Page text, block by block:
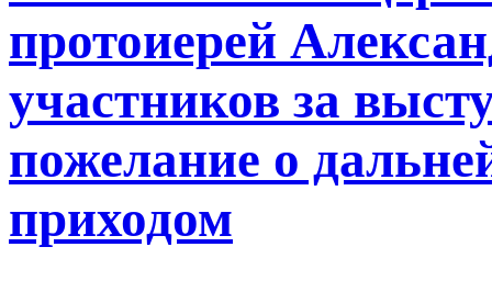
протоиерей
участников за
пожелание о
приходом